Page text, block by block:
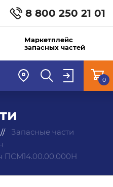
8 800 250 21 01
Маркетплейс
запасных частей
0
Запасные части
ПСМ14.00.00.000Н